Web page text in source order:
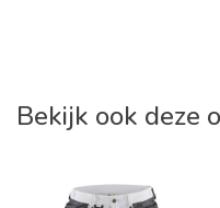
Bekijk ook deze